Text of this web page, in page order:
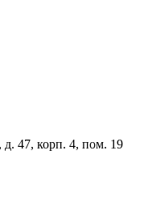
47, корп. 4, пом. 19